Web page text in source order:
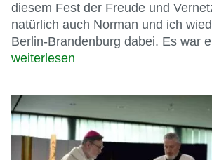
diesem Fest der Freude und
natürlich auch Norman und ich
Berlin-Brandenburg dabei. Es war
weiterlesen